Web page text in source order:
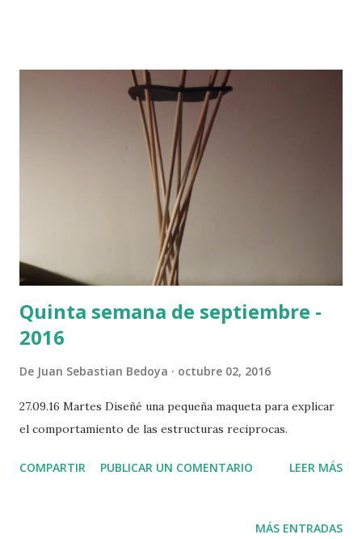
Quinta semana de septiembre -
2016
De Juan Sebastian Bedoya octubre 02, 2016
27.09.16 Martes Diseñé una pequeña maqueta para explicar
el comportamiento de las estructuras reciprocas.
COMPARTIR PUBLICAR UN COMENTARIO LEER MÁS
MÁS ENTRADAS